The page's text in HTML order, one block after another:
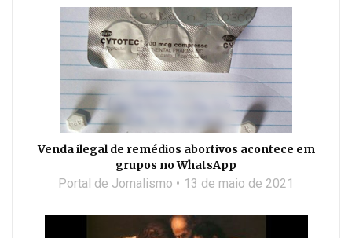
Venda ilegal de remédios abortivos acontece em
grupos no WhatsApp
Portal de Jornalismo 13 de maio de 2021